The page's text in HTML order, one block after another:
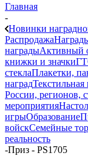
Главная
-
Новинки
Распродажа
наградыАктивный
книжки и значки
стеклаПлакетки,
наград
России, регионов,
мероприятия
игрыОбразование
войскСемейные
реальность
-Приз - PS1705